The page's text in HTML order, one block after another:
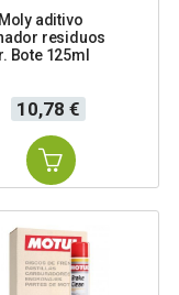
aditivo
residuos
Bote 125ml
Precio
10,78 €